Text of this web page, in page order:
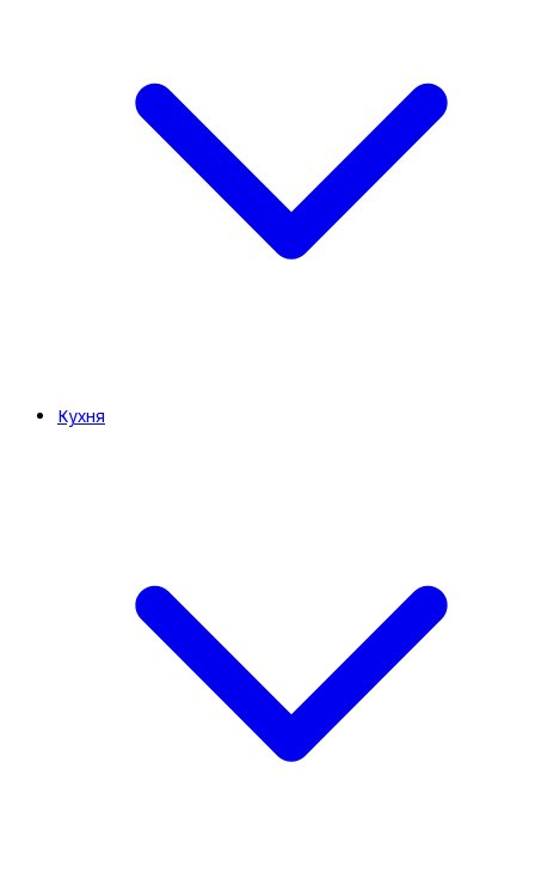
Кухня